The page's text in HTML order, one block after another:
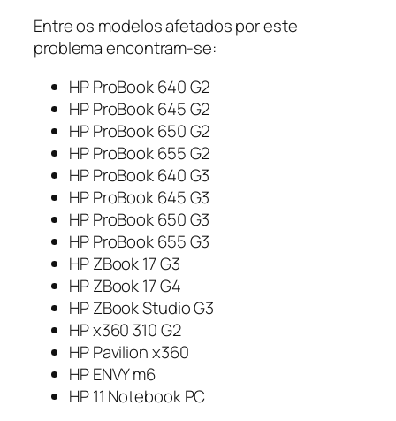
Entre os modelos afetados por este
problema encontram-se:
HP ProBook 640 G2
HP ProBook 645 G2
HP ProBook 650 G2
HP ProBook 655 G2
HP ProBook 640 G3
HP ProBook 645 G3
HP ProBook 650 G3
HP ProBook 655 G3
HP ZBook 17 G3
HP ZBook 17 G4
HP ZBook Studio G3
HP x360 310 G2
HP Pavilion x360
HP ENVY m6
HP 11 Notebook PC